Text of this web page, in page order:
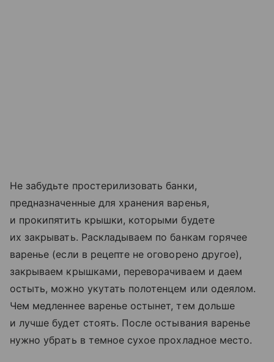
Не забудьте простерилизовать банки,
предназначенные для хранения варенья,
и прокипятить крышки, которыми будете
их закрывать. Раскладываем по банкам горячее
варенье (если в рецепте не оговорено другое),
закрываем крышками, переворачиваем и даем
остыть, можно укутать полотенцем или одеялом.
Чем медленнее варенье остынет, тем дольше
и лучше будет стоять. После остывания варенье
нужно убрать в темное сухое прохладное место.